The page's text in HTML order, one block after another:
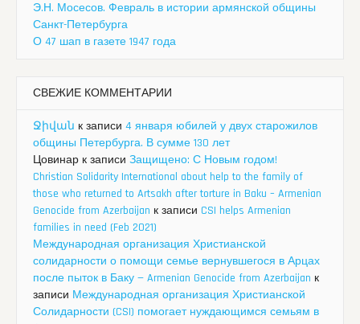
Э.Н. Мосесов. Февраль в истории армянской общины
Санкт-Петербурга
О 47 шап в газете 1947 года
СВЕЖИЕ КОММЕНТАРИИ
Ջիվան к записи 4 января юбилей у двух старожилов
общины Петербурга. В сумме 130 лет
Цовинар к записи Защищено: С Новым годом!
Christian Solidarity International about help to the family of
those who returned to Artsakh after torture in Baku – Armenian
Genocide from Azerbaijan к записи CSI helps Armenian
families in need (Feb 2021)
Международная организация Христианской
солидарности о помощи семье вернувшегося в Арцах
после пыток в Баку — Armenian Genocide from Azerbaijan к
записи Международная организация Христианской
Солидарности (CSI) помогает нуждающимся семьям в